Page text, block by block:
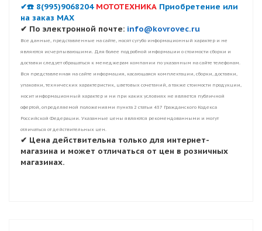
✔☎️ 8(995)9068204 МОТОТЕХНИКА Приобретение или
на заказ MAX
✔ По электронной почте: info@kovrovec.ru
Все данные, представленные на сайте, носят сугубо информационный характер и не
являются исчерпывающими. Для более подробной информации о стоимости сборки и
доставки следует обращаться к менеджерам компании по указанным на сайте телефонам.
Вся представленная на сайте информация, касающаяся комплектации, сборки, доставки,
упаковки, технических характеристик, цветовых сочетаний, а также стоимости продукции,
носит информационный характер и ни при каких условиях не является публичной
офертой, определяемой положениями пункта 2 статьи 437 Гражданского Кодекса
Российской Федерации. Указанные цены являются рекомендованными и могут
отличаться от действительных цен.
✔ Цена действительна только для интернет-
магазина и может отличаться от цен в розничных
магазинах.